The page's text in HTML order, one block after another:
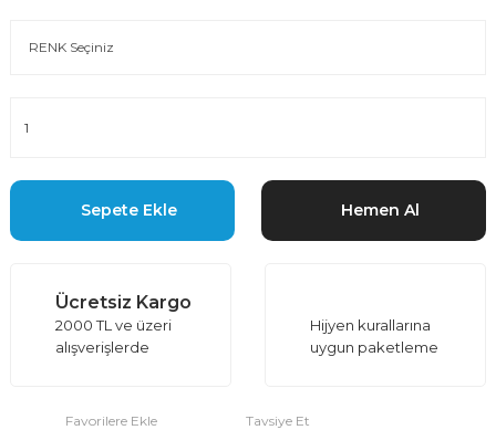
Sepete Ekle Hemen Al
Ücretsiz Kargo
2000 TL ve üzeri
alışverişlerde
Hijyen kurallarına
uygun paketleme
Tavsiye Et